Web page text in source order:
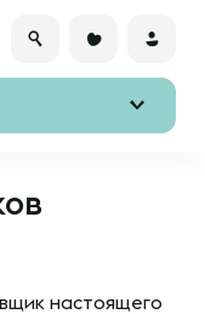
настоящего